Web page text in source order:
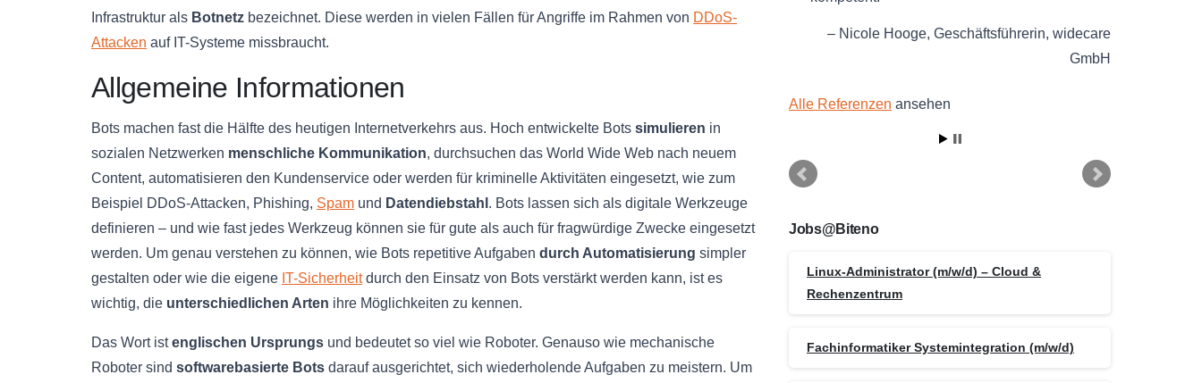
Infrastruktur als Botnetz bezeichnet. Diese werden in vielen Fällen für Angriffe im Rahmen von DDoS-
Attacken auf IT-Systeme missbraucht.
Allgemeine Informationen
Bots machen fast die Hälfte des heutigen Internetverkehrs aus. Hoch entwickelte Bots simulieren in
sozialen Netzwerken menschliche Kommunikation, durchsuchen das World Wide Web nach neuem
Content, automatisieren den Kundenservice oder werden für kriminelle Aktivitäten eingesetzt, wie zum
Beispiel DDoS-Attacken, Phishing, Spam und Datendiebstahl . Bots lassen sich als digitale Werkzeuge
definieren – und wie fast jedes Werkzeug können sie für gute als auch für fragwürdige Zwecke eingesetzt
werden. Um genau verstehen zu können, wie Bots repetitive Aufgaben durch Automatisierung simpler
gestalten oder wie die eigene IT-Sicherheitdurch den Einsatz von Bots verstärkt werden kann, ist es
wichtig, die unterschiedlichen Arten ihre Möglichkeiten zu kennen.
Das Wort istenglischen Ursprungs und bedeutet so viel wie Roboter. Genauso wie mechanische
Roboter sind softwarebasierte Bots darauf ausgerichtet, sich wiederholende Aufgaben zu meistern. Um
Nicole Hooge Geschäftsführerin widecare
GmbH
Alle Referenzen ansehen
Jobs@Biteno
Linux-Administrator (m/w/d) – Cloud &
Rechenzentrum
Fachinformatiker Systemintegration (m/w/d)